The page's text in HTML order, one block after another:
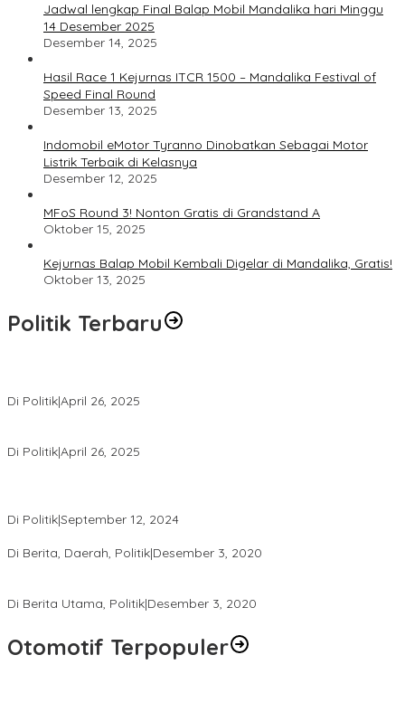
Jadwal lengkap Final Balap Mobil Mandalika hari Minggu
14 Desember 2025
Desember 14, 2025
Hasil Race 1 Kejurnas ITCR 1500 – Mandalika Festival of
Speed Final Round
Desember 13, 2025
Indomobil eMotor Tyranno Dinobatkan Sebagai Motor
Listrik Terbaik di Kelasnya
Desember 12, 2025
MFoS Round 3! Nonton Gratis di Grandstand A
Oktober 15, 2025
Kejurnas Balap Mobil Kembali Digelar di Mandalika, Gratis!
Oktober 13, 2025
Politik Terbaru
Di Politik|April 26, 2025
Di Politik|April 26, 2025
Di Politik|September 12, 2024
Di Berita, Daerah, Politik|Desember 3, 2020
Di Berita Utama, Politik|Desember 3, 2020
Otomotif Terpopuler